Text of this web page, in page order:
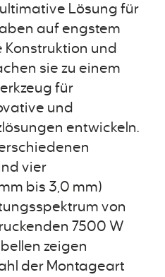
Lösung für
auf engstem
Konstruktion und
sie zu einem
für
und
entwickeln.
vier
bis 3,0 mm)
von
7500 W
zeigen
der Montageart